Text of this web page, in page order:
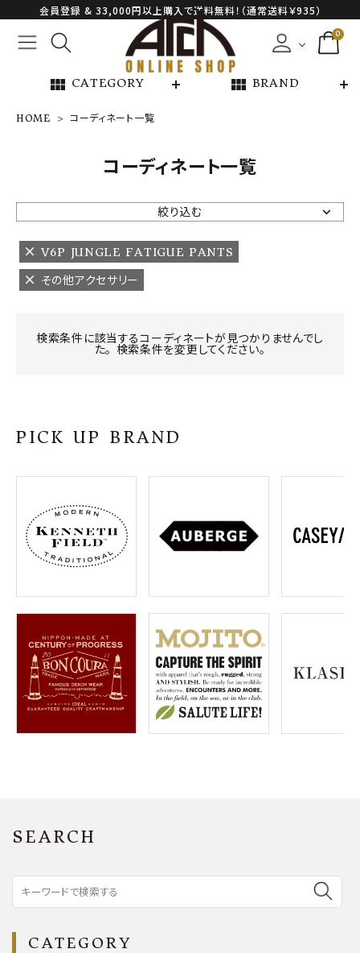
会員登録 & 33,000円以上購入で送料無料！（通常送料￥935）
0
view_module CATEGORY view_module BRAND
NEW ARRIVAL
ARCH EXCLUSIVE
BRAND
CATEGORY
プライバシーポリシー
特定商取引法について
お問い合わせ
OFFICIAL WEB SITE
meeting_room ログイン 会員登録
HOME コーディネート一覧
コーディネート一覧
絞り込む
V6P JUNGLE FATIGUE PANTS
その他アクセサリー
検索条件に該当するコーディネートが見つかりませんでし
た。 検索条件を変更してください。
PICK UP BRAND
SEARCH
CATEGORY